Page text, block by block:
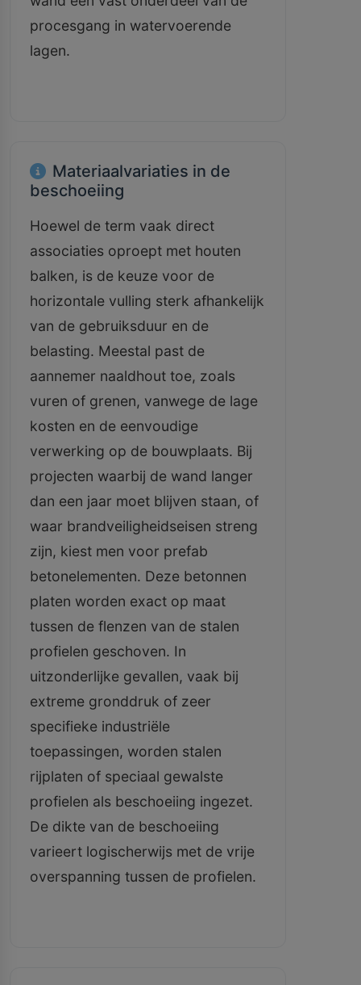
procesgang in watervoerende
lagen.
Materiaalvariaties in de
beschoeiing
Hoewel de term vaak direct
associaties oproept met houten
balken, is de keuze voor de
horizontale vulling sterk afhankelijk
van de gebruiksduur en de
belasting. Meestal past de
aannemer naaldhout toe, zoals
vuren of grenen, vanwege de lage
kosten en de eenvoudige
verwerking op de bouwplaats. Bij
projecten waarbij de wand langer
dan een jaar moet blijven staan, of
waar brandveiligheidseisen streng
zijn, kiest men voor prefab
betonelementen. Deze betonnen
platen worden exact op maat
tussen de flenzen van de stalen
profielen geschoven. In
uitzonderlijke gevallen, vaak bij
extreme gronddruk of zeer
specifieke industriële
toepassingen, worden stalen
rijplaten of speciaal gewalste
profielen als beschoeiing ingezet.
De dikte van de beschoeiing
varieert logischerwijs met de vrije
overspanning tussen de profielen.